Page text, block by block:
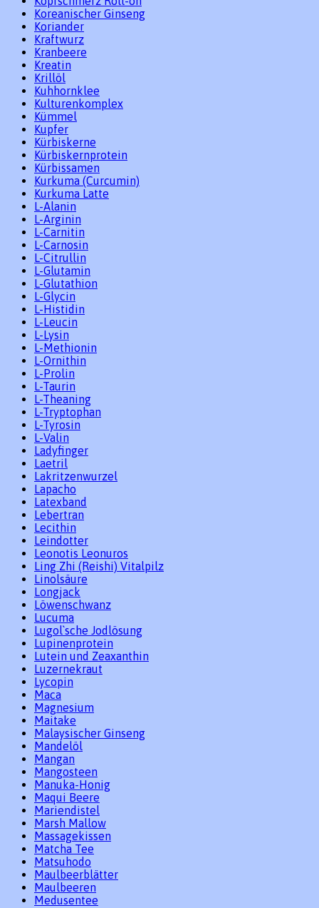
Koreanischer Ginseng
Koriander
Kraftwurz
Kranbeere
Kreatin
Krillöl
Kuhhornklee
Kulturenkomplex
Kümmel
Kupfer
Kürbiskerne
Kürbiskernprotein
Kürbissamen
Kurkuma (Curcumin)
Kurkuma Latte
L-Alanin
L-Arginin
L-Carnitin
L-Carnosin
L-Citrullin
L-Glutamin
L-Glutathion
L-Glycin
L-Histidin
L-Leucin
L-Lysin
L-Methionin
L-Ornithin
L-Prolin
L-Taurin
L-Theaning
L-Tryptophan
L-Tyrosin
L-Valin
Ladyfinger
Laetril
Lakritzenwurzel
Lapacho
Latexband
Lebertran
Lecithin
Leindotter
Leonotis Leonuros
Ling Zhi (Reishi) Vitalpilz
Linolsäure
Longjack
Löwenschwanz
Lucuma
Lugol`sche Jodlösung
Lupinenprotein
Lutein und Zeaxanthin
Luzernekraut
Lycopin
Maca
Magnesium
Maitake
Malaysischer Ginseng
Mandelöl
Mangan
Mangosteen
Manuka-Honig
Maqui Beere
Mariendistel
Marsh Mallow
Massagekissen
Matcha Tee
Matsuhodo
Maulbeerblätter
Maulbeeren
Medusentee